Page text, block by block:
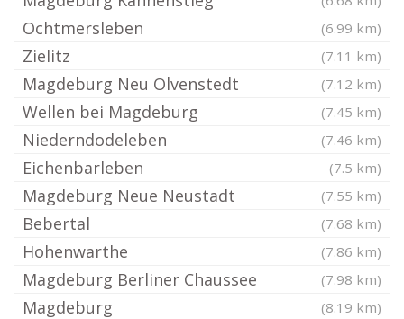
Ochtmersleben (6.99 km)
Zielitz (7.11 km)
Magdeburg Neu Olvenstedt (7.12 km)
Wellen bei Magdeburg (7.45 km)
Niederndodeleben (7.46 km)
Eichenbarleben (7.5 km)
Magdeburg Neue Neustadt (7.55 km)
Bebertal (7.68 km)
Hohenwarthe (7.86 km)
Magdeburg Berliner Chaussee (7.98 km)
Magdeburg (8.19 km)